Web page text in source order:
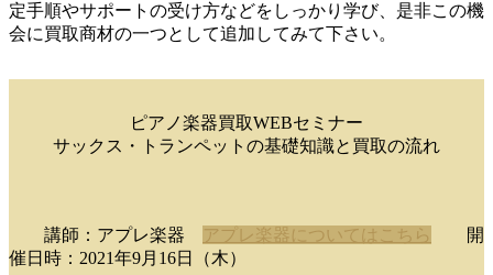
定手順やサポートの受け方などをしっかり学び、是非この機
会に買取商材の一つとして追加してみて下さい。
ピアノ楽器買取WEBセミナー
サックス・トランペットの基礎知識と買取の流れ
講師：アプレ楽器 アプレ楽器についてはこちら
開
催日時：2021年9月16日（木）